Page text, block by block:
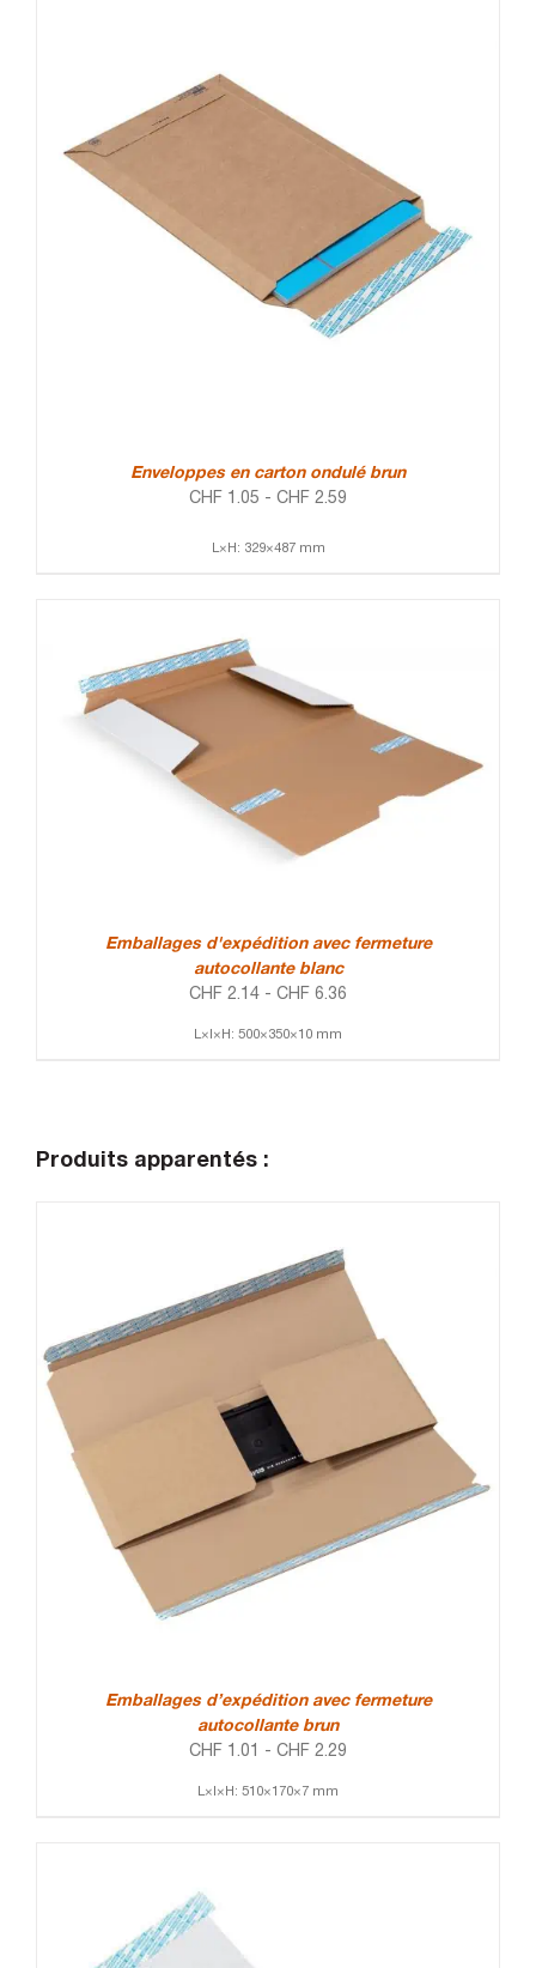
Enveloppes en carton ondulé brun
CHF 1.05 - CHF 2.59
L×H: 329×487 mm
Emballages d'expédition avec fermeture
autocollante blanc
CHF 2.14 - CHF 6.36
L×l×H: 500×350×10 mm
Produits apparentés :
Emballages d’expédition avec fermeture
autocollante brun
CHF 1.01 - CHF 2.29
L×l×H: 510×170×7 mm